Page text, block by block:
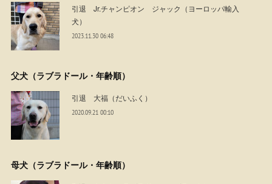
引退 Jr.チャンピオン ジャック（ヨーロッパ輸入
犬）
2023.11.30 06:48
父犬（ラブラドール・年齢順）
引退 大福（だいふく）
2020.09.21 00:10
母犬（ラブラドール・年齢順）